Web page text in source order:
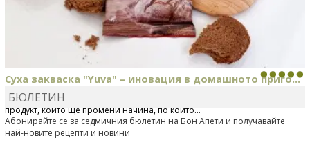
Суха закваска "Yuva" – иновация в домашното приго...
Отскоро Лесафр България стартира предлагането на изцяло нов
продукт, който ще промени начина, по който...
БЮЛЕТИН
Абонирайте се за седмичния бюлетин на Бон Апети и получавайте
най-новите рецепти и новини